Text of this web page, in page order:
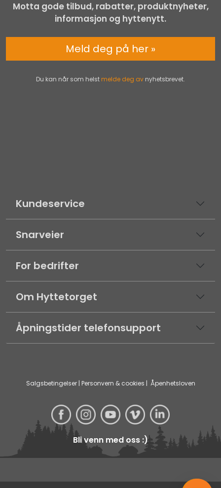
Kundeservice
Snarveier
For bedrifter
Om Hyttetorget
Åpningstider telefonsupport
Salgsbetingelser| Personvern & cookies | Åpenhetsloven
Bli venn med oss :)
Motta gode tilbud, rabatter, produktnyheter,
informasjon og hyttenytt.
Du kan når som helst melde deg av nyhetsbrevet.
Meld deg på her »